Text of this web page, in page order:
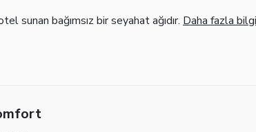
sunan bağımsız bir seyahat ağıdır. Daha fazla